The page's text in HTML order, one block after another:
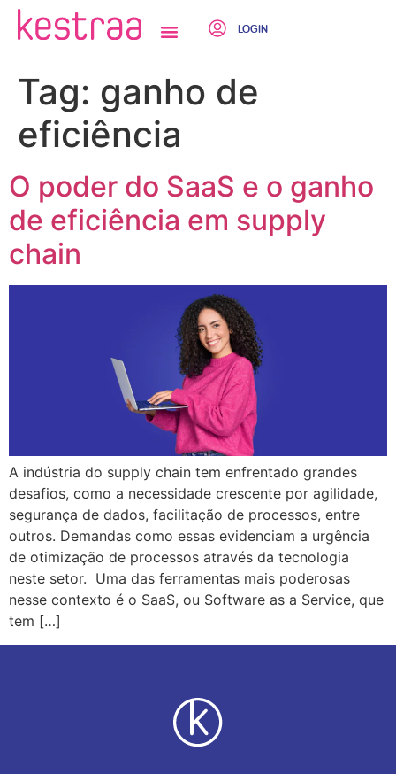
LOGIN
Tag: ganho de
eficiência
O poder do SaaS e o ganho
de eficiência em supply
chain
A indústria do supply chain tem enfrentado grandes
desafios, como a necessidade crescente por agilidade,
segurança de dados, facilitação de processos, entre
outros. Demandas como essas evidenciam a urgência
de otimização de processos através da tecnologia
neste setor. Uma das ferramentas mais poderosas
nesse contexto é o SaaS, ou Software as a Service, que
tem […]